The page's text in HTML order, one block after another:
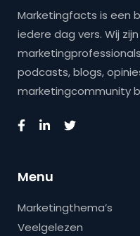
Marketingfacts is een
iedere dag vers. Wij
podcasts, blogs,
marketingcommunity
Menu
Marketingthema’s
Veelgelezen